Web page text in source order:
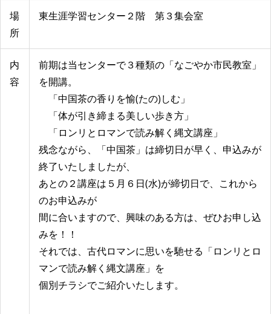
場
所
東生涯学習センター２階 第３集会室
内
容
前期は当センターで３種類の「なごやか市民教室」
を開講。
「中国茶の香りを愉(たの)しむ」
「体が引き締まる美しい歩き方」
「ロンリとロマンで読み解く縄文講座」
残念ながら、「中国茶」は締切日が早く、申込みが
終了いたしましたが、
あとの２講座は５月６日(水)が締切日で、これから
のお申込みが
間に合いますので、興味のある方は、ぜひお申し込
みを！！
それでは、古代ロマンに思いを馳せる「ロンリとロ
マンで読み解く縄文講座」を
個別チラシでご紹介いたします。